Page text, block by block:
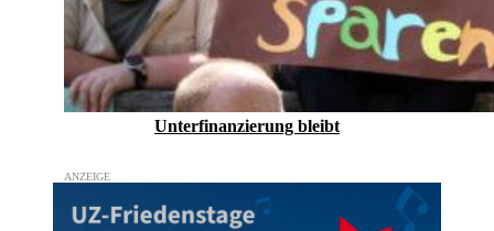
Unterfinanzierung bleibt